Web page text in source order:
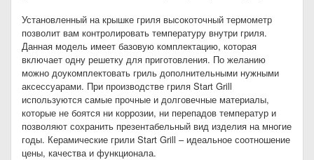
Установленный на крышке гриля высокоточный термометр
позволит вам контролировать температуру внутри гриля.
Данная модель имеет базовую комплектацию, которая
включает одну решетку для приготовления. По желанию
можно доукомплектовать гриль дополнительными нужными
аксессуарами. При производстве гриля Start Grill
используются самые прочные и долговечные материалы,
которые не боятся ни коррозии, ни перепадов температур и
позволяют сохранить презентабельный вид изделия на многие
годы. Керамические грили Start Grill – идеальное соотношение
цены, качества и функционала.